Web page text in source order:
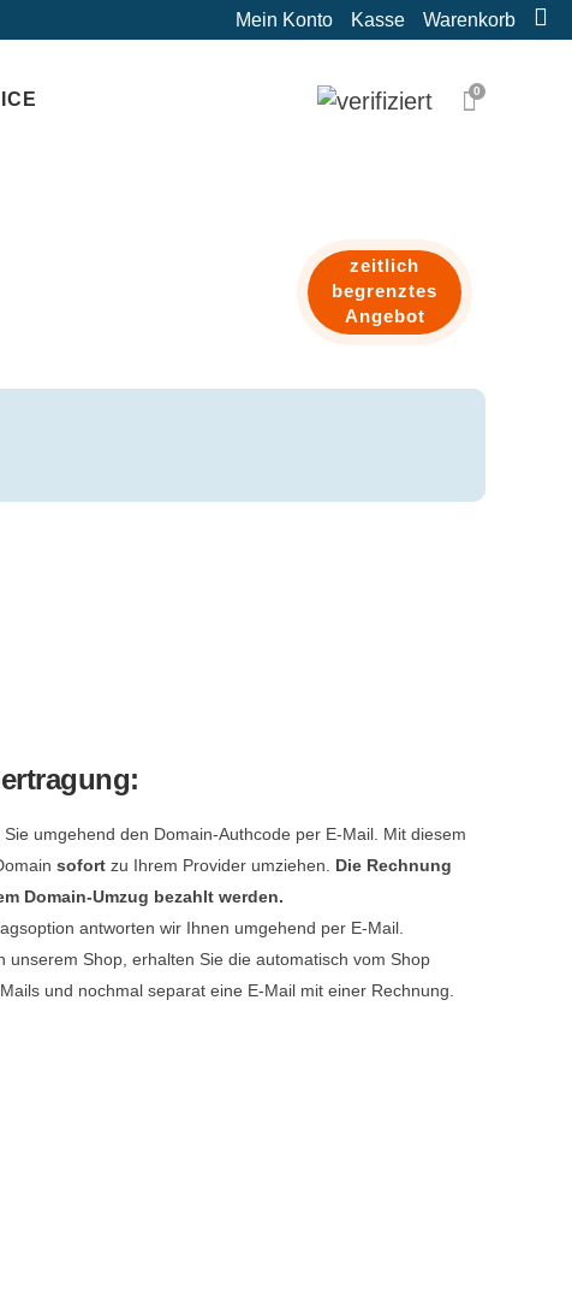
Mein Konto Kasse Warenkorb
0
zeitlich
begrenztes
Angebot
umgehend den Domain-Authcode per E-Mail. Mit diesem
sofort zu Ihrem Provider umziehen. Die Rechnung
Domain-Umzug bezahlt werden.
antworten wir Ihnen umgehend per E-Mail.
unserem Shop, erhalten Sie die automatisch vom Shop
und nochmal separat eine E-Mail mit einer Rechnung.